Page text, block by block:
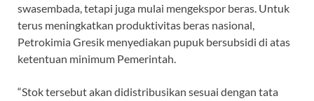
swasembada, tetapi juga mulai mengekspor beras. Untuk
terus meningkatkan produktivitas beras nasional,
Petrokimia Gresik menyediakan pupuk bersubsidi di atas
ketentuan minimum Pemerintah.
“Stok tersebut akan didistribusikan sesuai dengan tata